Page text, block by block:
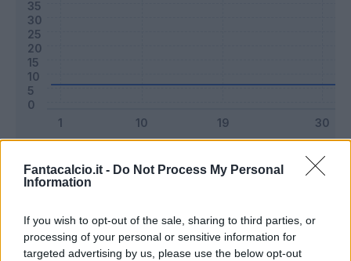
Fantacalcio.it - Do Not Process My Personal
Information
If you wish to opt-out of the sale, sharing to third parties, or
processing of your personal or sensitive information for
targeted advertising by us, please use the below opt-out
Riepilogo stagione
Titolare 0 - 0